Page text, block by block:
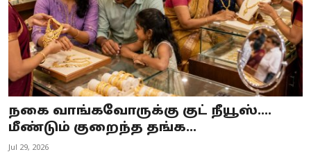
நகை வாங்கவோருக்கு குட் நீயூஸ்....
மீண்டும் குறைந்த தங்க...
Jul 29, 2026